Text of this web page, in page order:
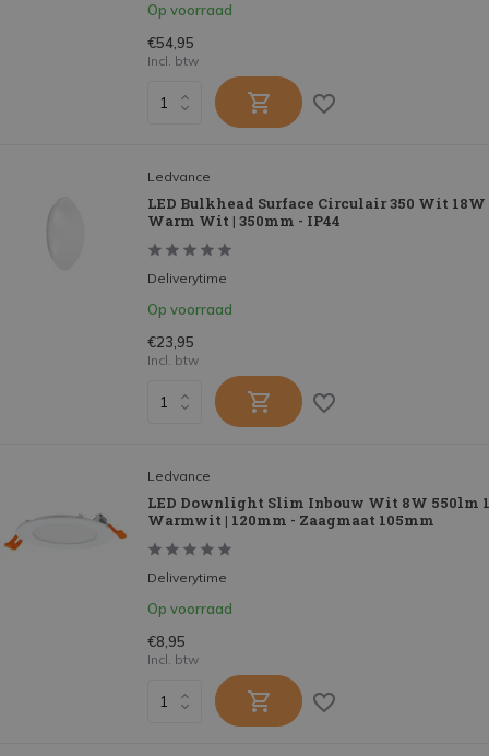
Op voorraad
€54,95
Incl. btw
Ledvance
LED Bulkhead Surface Circulair 350 Wit 18W
Warm Wit | 350mm - IP44
Deliverytime
Op voorraad
€23,95
Incl. btw
Ledvance
LED Downlight Slim Inbouw Wit 8W 550lm
Warmwit | 120mm - Zaagmaat 105mm
Deliverytime
Op voorraad
€8,95
Incl. btw